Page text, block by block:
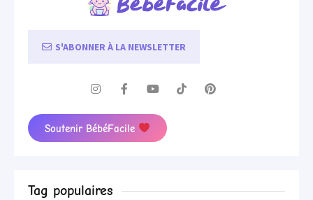
S'ABONNER À LA NEWSLETTER
Soutenir BébéFacile
Tag populaires